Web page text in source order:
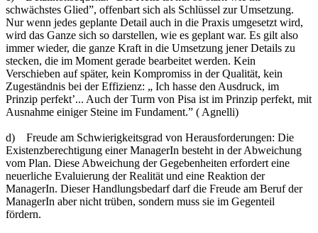
schwächstes Glied”, offenbart sich als Schlüssel zur Umsetzung.
Nur wenn jedes geplante Detail auch in die Praxis umgesetzt wird,
wird das Ganze sich so darstellen, wie es geplant war. Es gilt also
immer wieder, die ganze Kraft in die Umsetzung jener Details zu
stecken, die im Moment gerade bearbeitet werden. Kein
Verschieben auf später, kein Kompromiss in der Qualität, kein
Zugeständnis bei der Effizienz: „ Ich hasse den Ausdruck, im
Prinzip perfekt’... Auch der Turm von Pisa ist im Prinzip perfekt, mit
Ausnahme einiger Steine im Fundament.” ( Agnelli)
d) Freude am Schwierigkeitsgrad von Herausforderungen: Die
Existenzberechtigung einer ManagerIn besteht in der Abweichung
vom Plan. Diese Abweichung der Gegebenheiten erfordert eine
neuerliche Evaluierung der Realität und eine Reaktion der
ManagerIn. Dieser Handlungsbedarf darf die Freude am Beruf der
ManagerIn aber nicht trüben, sondern muss sie im Gegenteil
fördern.